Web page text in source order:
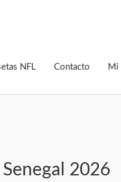
NFL Contacto Mi
2026